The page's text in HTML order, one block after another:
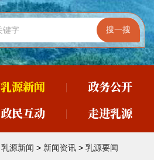
乳源新闻
政务公开
政民互动 走进乳源
乳源新闻 > 新闻资讯 > 乳源要闻